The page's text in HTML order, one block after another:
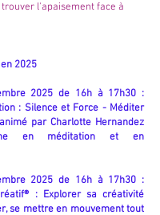
trouver l'apaisement face à
2025
2025 de 16h à 17h30 :
: Silence et Force - Méditer
par Charlotte Hernandez
en méditation et en
2025 de 16h à 17h30 :
: Explorer sa créativité
se mettre en mouvement tout